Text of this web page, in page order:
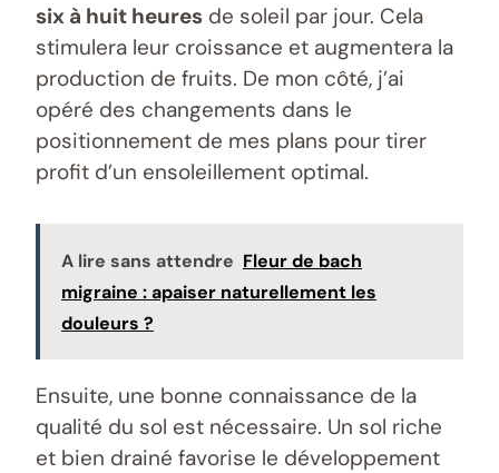
six à huit heures de soleil par jour. Cela
stimulera leur croissance et augmentera la
production de fruits. De mon côté, j’ai
opéré des changements dans le
positionnement de mes plans pour tirer
profit d’un ensoleillement optimal.
A lire sans attendre Fleur de bach
migraine : apaiser naturellement les
douleurs ?
Ensuite, une bonne connaissance de la
qualité du sol est nécessaire. Un sol riche
et bien drainé favorise le développement